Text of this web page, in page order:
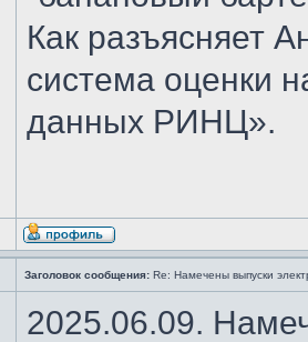
Как разъясняет
система оценки
данных РИНЦ».
Заголовок сообщения: Re: Намечены выпуски
2025.06.09.